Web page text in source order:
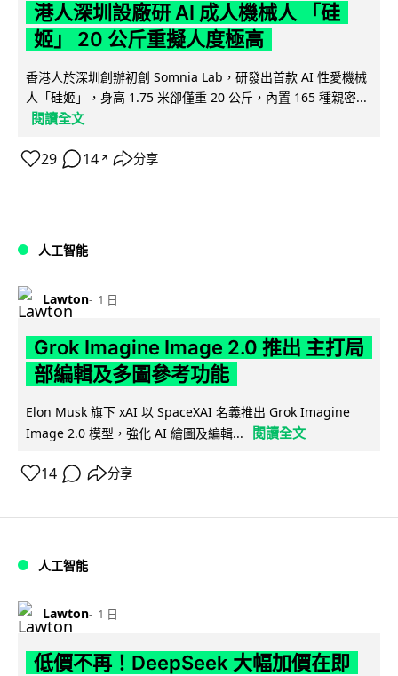
港人深圳設廠研 AI 成人機械人 「硅
姬」 20 公斤重擬人度極高
香港人於深圳創辦初創 Somnia Lab，研發出首款 AI 性愛機械
人「硅姬」，身高 1.75 米卻僅重 20 公斤，內置 165 種親密...
閱讀全文
29 14 ↗ 分享
人工智能
Lawton 1 日
Grok Imagine Image 2.0 推出 主打局
部編輯及多圖參考功能
Elon Musk 旗下 xAI 以 SpaceXAI 名義推出 Grok Imagine
Image 2.0 模型，強化 AI 繪圖及編輯...
閱讀全文
14 分享
人工智能
Lawton 1 日
低價不再！DeepSeek 大幅加價在即